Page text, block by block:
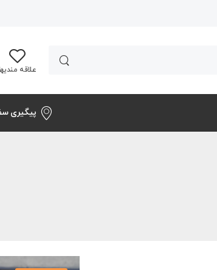
علاقه مندیها
پیگیری